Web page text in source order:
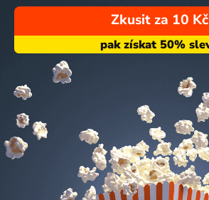
Zkusit za 10 Kč